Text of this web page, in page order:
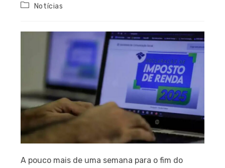
Notícias
A pouco mais de uma semana para o fim do